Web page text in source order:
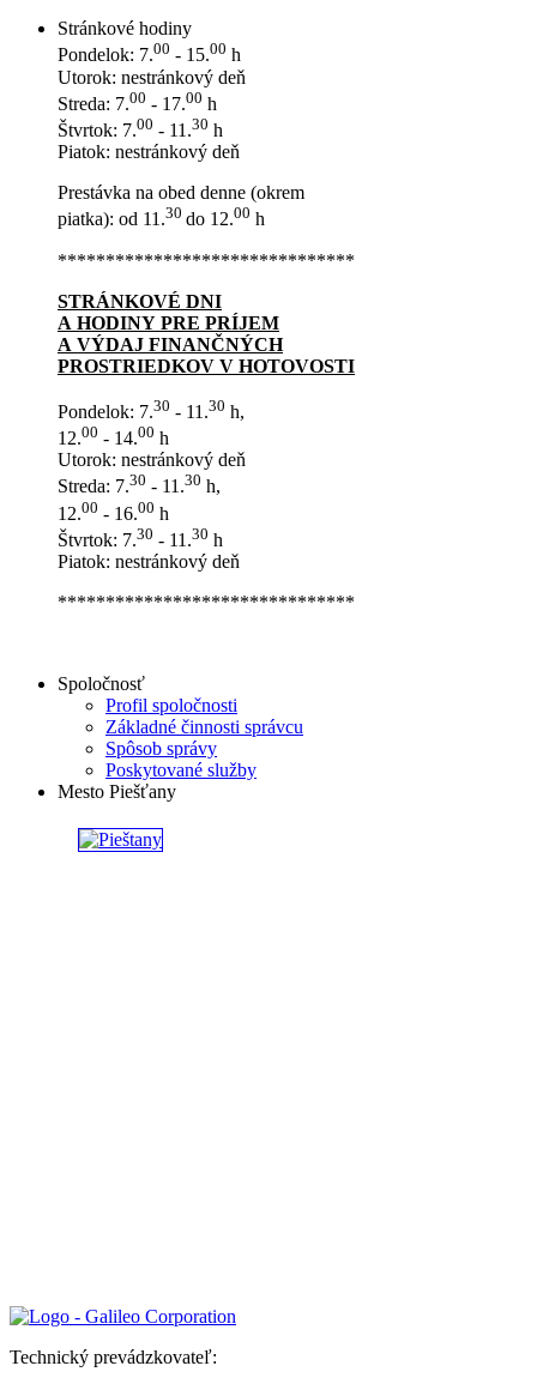
Stránkové hodiny
Pondelok: 7.00 - 15.00 h
Utorok: nestránkový deň
Streda: 7.00 - 17.00 h
Štvrtok: 7.00 - 11.30 h
Piatok: nestránkový deň
Prestávka na obed denne (okrem
piatka): od 11.30 do 12.00 h
*******************************
STRÁNKOVÉ DNI
A HODINY PRE PRÍJEM
A VÝDAJ FINANČNÝCH
PROSTRIEDKOV V HOTOVOSTI
Pondelok: 7.30 - 11.30 h,
12.00 - 14.00 h
Utorok: nestránkový deň
Streda: 7.30 - 11.30 h,
12.00 - 16.00 h
Štvrtok: 7.30 - 11.30 h
Piatok: nestránkový deň
*******************************
Spoločnosť
Profil spoločnosti
Základné činnosti správcu
Spôsob správy
Poskytované služby
Mesto Piešťany
Technický prevádzkovateľ: